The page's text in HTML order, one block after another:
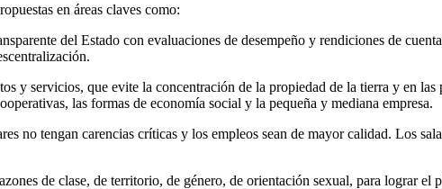
en áreas claves como:
del Estado con evaluaciones de desempeño y rendiciones de
y servicios, que evite la concentración de la propiedad de la tierra y en
las formas de economía social y la pequeña y mediana empresa.
no tengan carencias críticas y los empleos sean de mayor calidad. Los
de clase, de territorio, de género, de orientación sexual, para lograr el